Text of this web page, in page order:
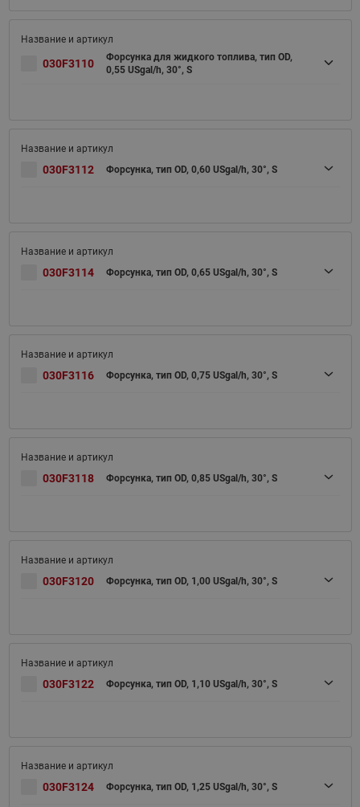
030F3110
Форсунка для жидкого топлива, тип OD,
0,55 USgal/h, 30°, S
030F3112 Форсунка, тип OD, 0,60 USgal/h, 30°, S
030F3114 Форсунка, тип OD, 0,65 USgal/h, 30°, S
030F3116 Форсунка, тип OD, 0,75 USgal/h, 30°, S
030F3118 Форсунка, тип OD, 0,85 USgal/h, 30°, S
030F3120 Форсунка, тип OD, 1,00 USgal/h, 30°, S
030F3122 Форсунка, тип OD, 1,10 USgal/h, 30°, S
030F3124 Форсунка, тип OD, 1,25 USgal/h, 30°, S